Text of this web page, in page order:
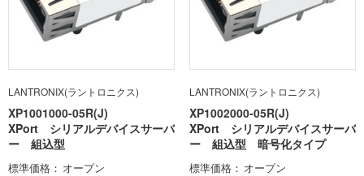
LANTRONIX(ラントロニクス)
XP1001000-05R(J)
XPort シリアルデバイスサーバ
ー 組込型
標準価格
オープン
LANTRONIX(ラントロニクス)
XP1002000-05R(J)
XPort シリアルデバイスサーバ
ー 組込型 暗号化タイプ
標準価格
オープン